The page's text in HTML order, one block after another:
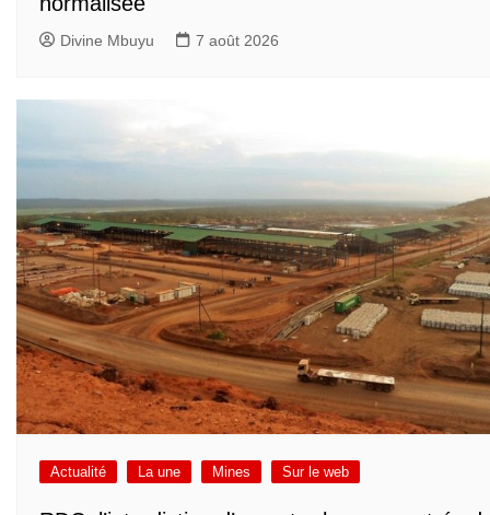
Divine Mbuyu 7 août 2026
Actualité La une Mines Sur le web